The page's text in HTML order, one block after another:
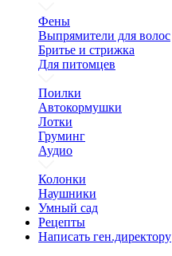
Фены
Выпрямители для волос
Бритье и стрижка
Для питомцев
Поилки
Автокормушки
Лотки
Груминг
Аудио
Колонки
Наушники
Умный сад
Рецепты
Написать ген.директору